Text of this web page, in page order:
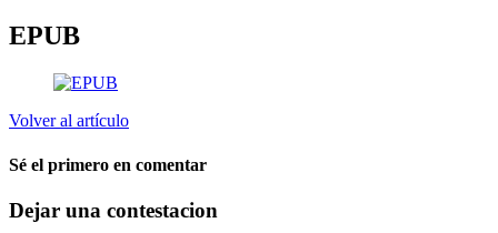
EPUB
Volver al artículo
Sé el primero en comentar
Dejar una contestacion